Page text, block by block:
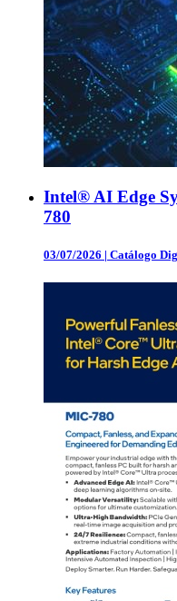
Intel® AI Edge
780
03/07/2026 | Catálogo